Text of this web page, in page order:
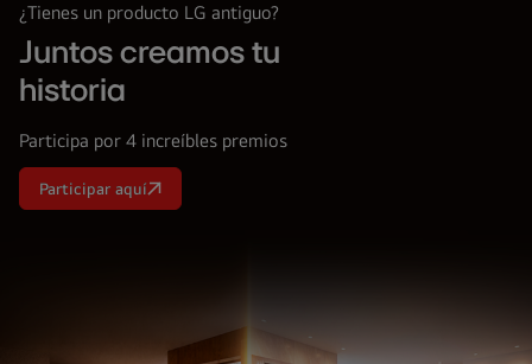
¿Tienes un producto LG antiguo?
Juntos creamos tu
historia
Participa por 4 increíbles premios
Juntos
creamos
Participar aquí